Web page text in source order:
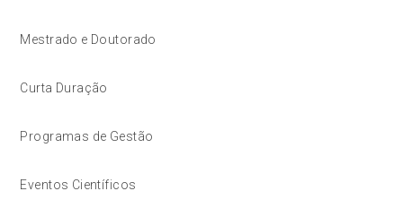
Mestrado e Doutorado
Curta Duração
Programas de Gestão
Eventos Científicos